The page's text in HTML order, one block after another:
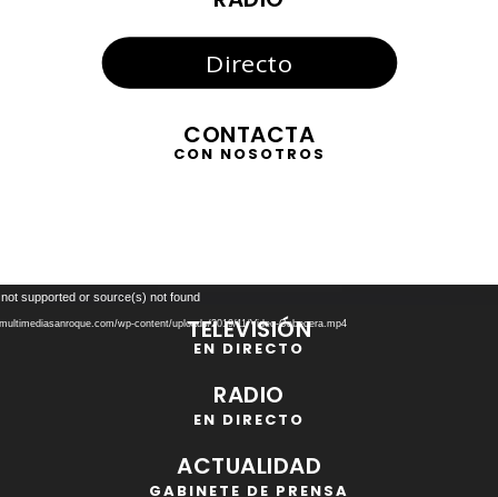
Directo
CONTACTA
CON NOSOTROS
Reproductor
de
supported or source(s) not found
wp-content/uploads/2019/11/Video-Cabecera.mp4
TELEVISIÓN
EN DIRECTO
RADIO
EN DIRECTO
ACTUALIDAD
GABINETE DE PRENSA